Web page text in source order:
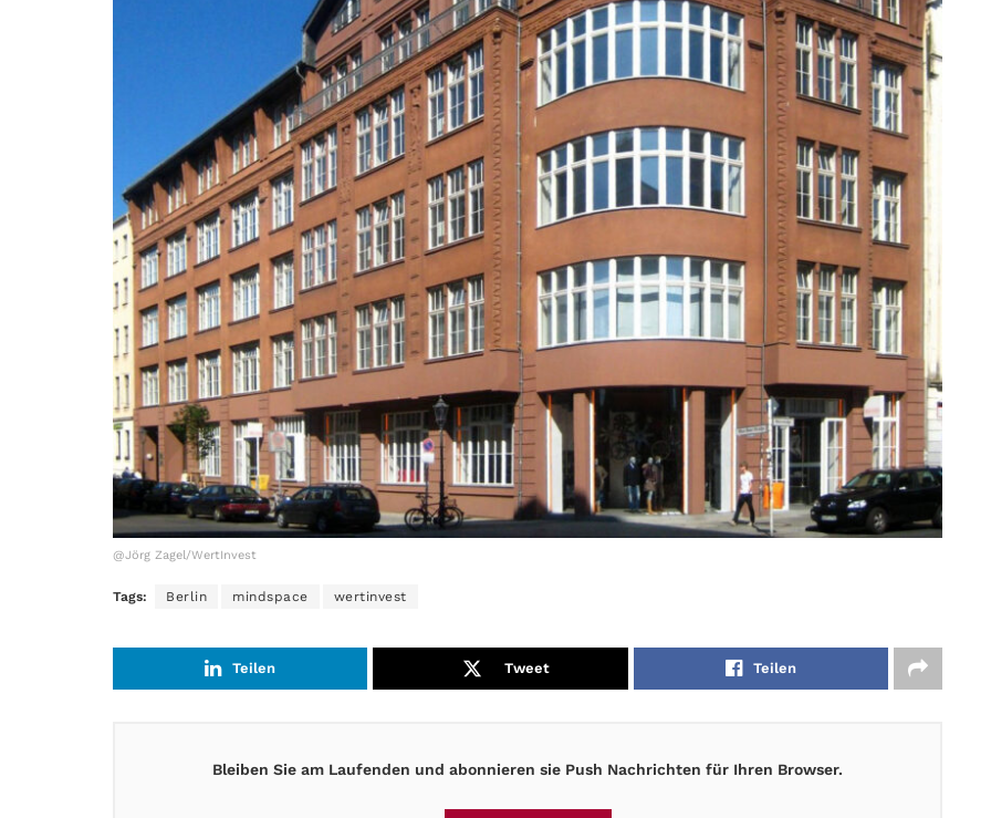
@Jörg Zagel/WertInvest
Tags: Berlin mindspace wertinvest
Teilen Tweet Teilen
Bleiben Sie am Laufenden und abonnieren sie Push Nachrichten für Ihren Browser.